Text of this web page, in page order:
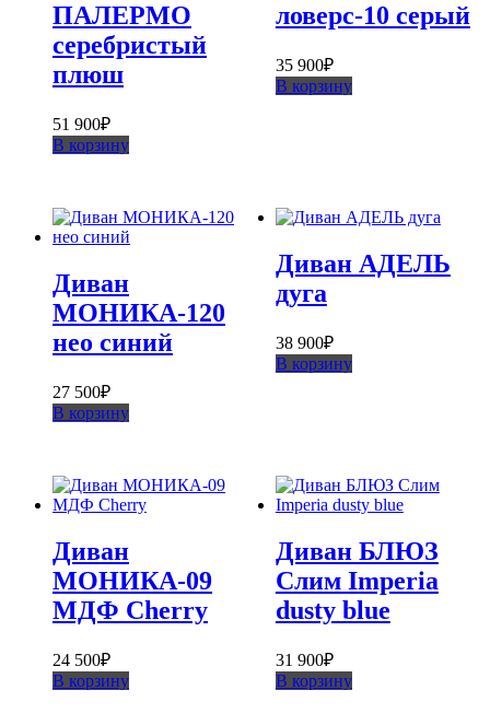
ПАЛЕРМО
серебристый
плюш
51 900₽
В корзину
ловерс-10 серый
35 900₽
В корзину
Диван
МОНИКА-120
нео синий
27 500₽
В корзину
Диван АДЕЛЬ
дуга
38 900₽
В корзину
Диван
МОНИКА-09
МДФ Cherry
24 500₽
В корзину
Диван БЛЮЗ
Слим Imperia
dusty blue
31 900₽
В корзину